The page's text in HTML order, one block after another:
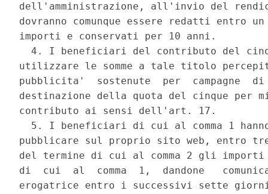
dell'amministrazione, all'invio del
dovranno comunque essere redatti entro
importi e conservati per 10 anni.
4. I beneficiari del contributo del
utilizzare le somme a tale titolo
pubblicita'  sostenute  per  campagne
destinazione della quota del cinque per
contributo ai sensi dell'art. 17.
5. I beneficiari di cui al comma 1
pubblicare sul proprio sito web, entro
del termine di cui al comma 2 gli
di  cui  al  comma  1,  dandone
erogatrice entro i successivi sette